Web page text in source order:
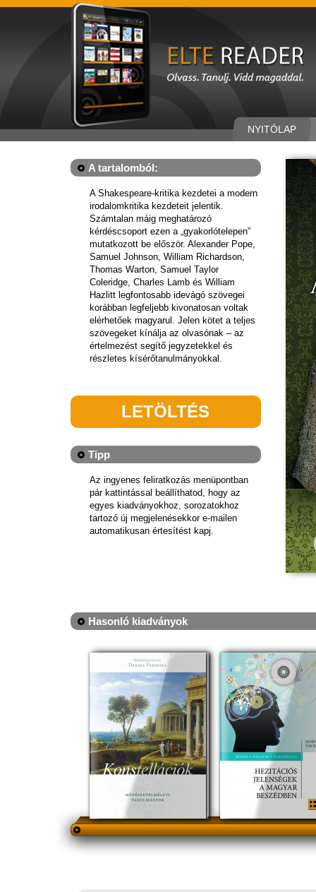
NYITÓLAP
A tartalomból:
A Shakespeare-kritika kezdetei a modern
irodalomkritika kezdeteit jelentik.
Számtalan máig meghatározó
kérdéscsoport ezen a „gyakorlótelepen”
mutatkozott be először. Alexander Pope,
Samuel Johnson, William Richardson,
Thomas Warton, Samuel Taylor
Coleridge, Charles Lamb és William
Hazlitt legfontosabb idevágó szövegei
korábban legfeljebb kivonatosan voltak
elérhetőek magyarul. Jelen kötet a teljes
szövegeket kínálja az olvasónak – az
értelmezést segítő jegyzetekkel és
részletes kísérőtanulmányokkal.
LETÖLTÉS
Tipp
Az ingyenes feliratkozás menüpontban
pár kattintással beállíthatod, hogy az
egyes kiadványokhoz, sorozatokhoz
tartozó új megjelenésekkor e-mailen
automatikusan értesítést kapj.
Hasonló kiadványok